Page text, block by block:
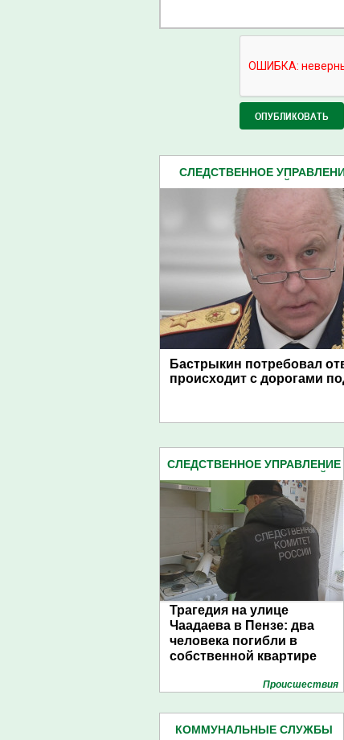
СЛЕДСТВЕННОЕ
Бастрыкин потребовал
происходит с дорогами
СЛЕДСТВЕННОЕ УПРАВЛЕНИЕ
ОБЛАСТИ (2162)
Трагедия на улице
Чаадаева в Пензе: два
человека погибли в
собственной квартире
Проиcшествия
КОММУНАЛЬНЫЕ СЛУЖБЫ